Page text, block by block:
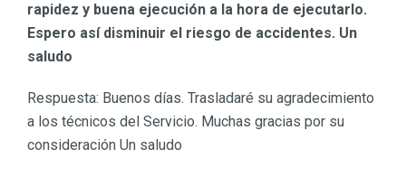
rapidez y buena ejecución a la hora de ejecutarlo.
Espero así disminuir el riesgo de accidentes. Un
saludo
Respuesta: Buenos días. Trasladaré su agradecimiento
a los técnicos del Servicio. Muchas gracias por su
consideración Un saludo